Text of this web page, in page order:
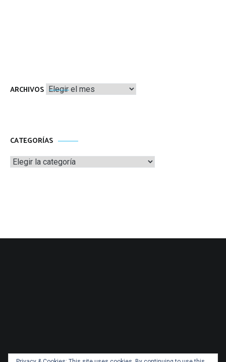
ARCHIVOS Archivos
CATEGORÍAS
Categorías